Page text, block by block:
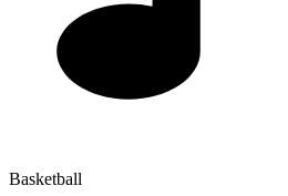
Basketball